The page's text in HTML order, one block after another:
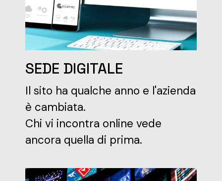
SEDE DIGITALE
Il sito ha qualche anno e l'azienda
è cambiata.
Chi vi incontra online vede
ancora quella di prima.